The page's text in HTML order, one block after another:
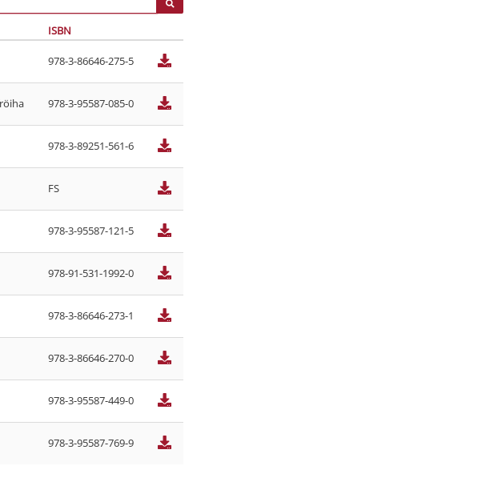
ISBN
978-3-86646-275-5
978-3-95587-085-0
978-3-89251-561-6
FS
978-3-95587-121-5
978-91-531-1992-0
978-3-86646-273-1
978-3-86646-270-0
978-3-95587-449-0
978-3-95587-769-9